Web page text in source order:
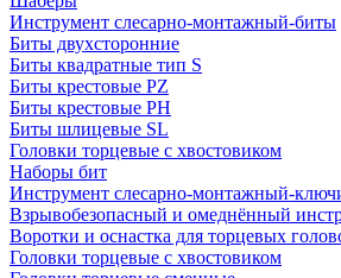
Инструмент слесарно-монтажный-биты
Биты двухсторонние
Биты квадратные тип S
Биты крестовые РZ
Биты крестовые РН
Биты шлицевые SL
Головки торцевые с хвостовиком
Наборы бит
Инструмент слесарно-монтажный-
Взрывобезопасный и омеднённый
Воротки и оснаcтка для торцевых
Головки торцевые с хвостовиком